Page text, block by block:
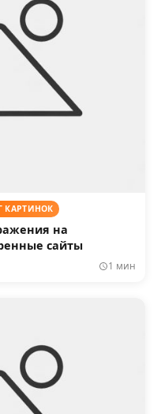
КАРТИНОК
на
сайты
1 мин